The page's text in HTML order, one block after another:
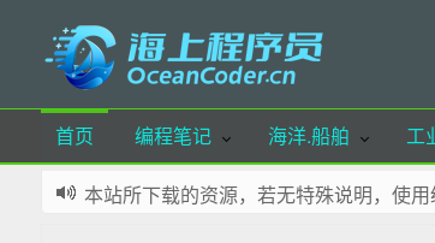
首页 编程笔记 海洋.船舶 工
本站所下载的资源，若无特殊说明，使